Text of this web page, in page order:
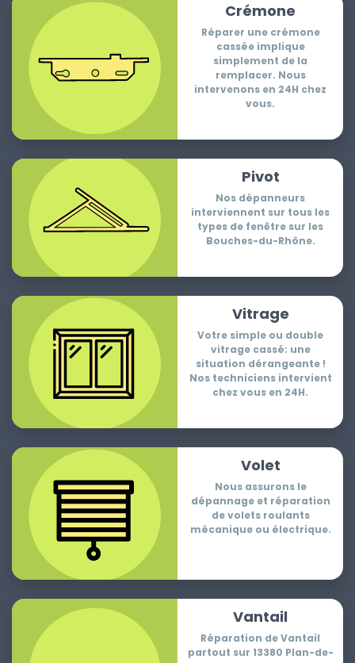
Crémone
Réparer une crémone
cassée implique
simplement de la
remplacer. Nous
intervenons en 24H chez
vous.
Pivot
Nos dépanneurs
interviennent sur tous les
types de fenêtre sur les
Bouches-du-Rhône.
Vitrage
Votre simple ou double
vitrage cassé: une
situation dérangeante !
Nos techniciens intervient
chez vous en 24H.
Volet
Nous assurons le
dépannage et réparation
de volets roulants
mécanique ou électrique.
Vantail
Réparation de Vantail
partout sur 13380 Plan-de-